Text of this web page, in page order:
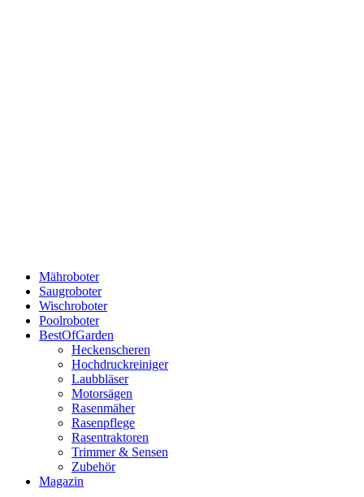
Mähroboter
Saugroboter
Wischroboter
Poolroboter
BestOfGarden
Heckenscheren
Hochdruckreiniger
Laubbläser
Motorsägen
Rasenmäher
Rasenpflege
Rasentraktoren
Trimmer & Sensen
Zubehör
Magazin